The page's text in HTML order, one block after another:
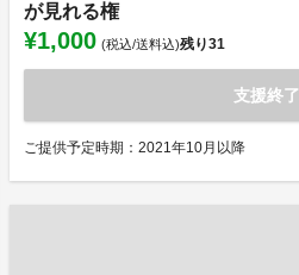
が見れる権
¥1,000 (税込/送料込)残り31
支援終了
ご提供予定時期：2021年10月以降